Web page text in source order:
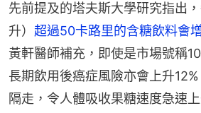
先前提及的塔夫斯大學研究指出
升） 超過50卡路里的含糖飲料會
黃軒醫師補充，即使是市場號稱
長期飲用後癌症風險亦會上升
隔走，令人體吸收果糖速度急速